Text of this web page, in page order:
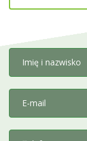
Imię i nazwisko
E-mail